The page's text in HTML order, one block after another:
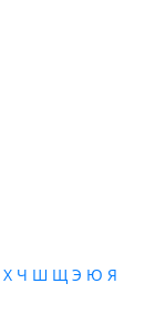
Х Ч Ш Щ Э Ю Я